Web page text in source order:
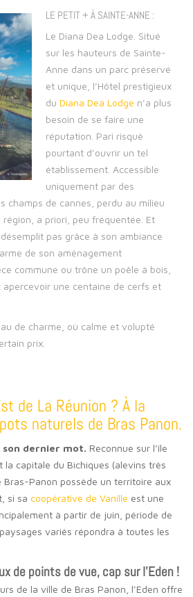
LE PETIT + À SAINTE-ANNE :
Le Diana Dea Lodge. Situé
sur les hauteurs de Sainte-
Anne dans un parc préservé
et unique, l’Hôtel prestigieux
du Diana Dea Lodge n’a plus
besoin de se faire une
réputation. Pari risqué
pourtant d’ouvrir un tel
établissement. Accessible
uniquement par des
champs de cannes, perdu au milieu
a priori, peu fréquentée. Et
pas grâce à son ambiance
de son aménagement
commune ou trône un poêle à bois,
apercevoir une centaine de cerfs et
de charme, où calme et volupté
prix.
de La Réunion ? À la
naturels de Bras Panon.
son dernier mot. Reconnue sur l’île
capitale du Bichiques (alevins très
Bras-Panon possède un territoire aux
si sa coopérative de Vanille est une
à partir de juin, période de
variés répondra à toutes les
de points de vue, cap sur l’Eden !
de la ville de Bras Panon, l’Eden offre